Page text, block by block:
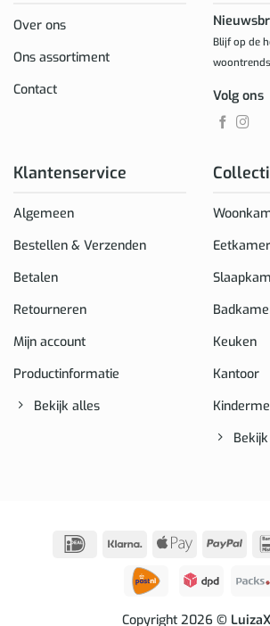
Over ons
Ons assortiment
Contact
Klantenservice
Algemeen
Bestellen & Verzenden
Betalen
Retourneren
Mijn account
Productinformatie
Bekijk alles
Eetkamer
Keuken
Kantoor
Blijf op de
Volg ons
IDeal Klarna
Apple
Copyright 2026 ©